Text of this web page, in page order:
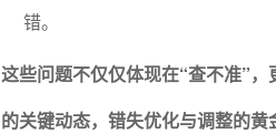
错。
这些问题不仅仅体现在“查不准”
的关键动态，错失优化与调整的黄